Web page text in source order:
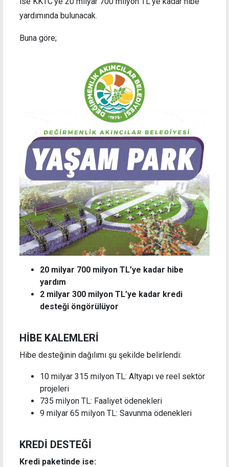
yardımında bulunacak.
Buna göre;
20 milyar 700 milyon TL’ye kadar hibe
yardım
2 milyar 300 milyon TL’ye kadar kredi
desteği öngörülüyor
HİBE KALEMLERİ
Hibe desteğinin dağılımı şu şekilde belirlendi:
10 milyar 315 milyon TL: Altyapı ve reel sektör
projeleri
735 milyon TL: Faaliyet ödenekleri
9 milyar 65 milyon TL: Savunma ödenekleri
KREDİ DESTEĞİ
Kredi paketinde ise: